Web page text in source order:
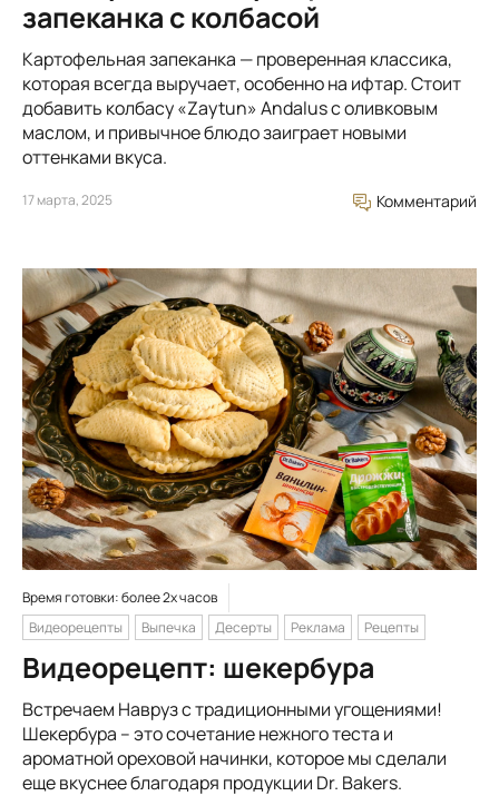
запеканка с колбасой
Картофельная запеканка — проверенная классика,
которая всегда выручает, особенно на ифтар. Стоит
добавить колбасу «Zaytun» Andalus с оливковым
маслом, и привычное блюдо заиграет новыми
оттенками вкуса.
17 марта, 2025 Комментарий
Время готовки: более 2х часов
Видеорецепты
Выпечка Десерты Реклама Рецепты
Видеорецепт: шекербура
Встречаем Навруз с традиционными угощениями!
Шекербура – это сочетание нежного теста и
ароматной ореховой начинки, которое мы сделали
еще вкуснее благодаря продукции Dr. Bakers.